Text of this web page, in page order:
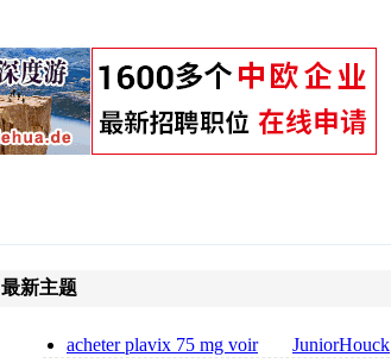
最新主题
JuniorHouck
acheter plavix 75 mg voir